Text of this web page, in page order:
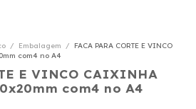
/ Embalagem /
FACA PARA CORTE E VINCO
com4 no A4
E VINCO CAIXINHA
com4 no A4